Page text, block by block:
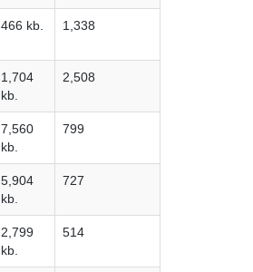
466 kb. 1,338
1,704
kb.
2,508
7,560
kb.
799
5,904
kb.
727
2,799
kb.
514